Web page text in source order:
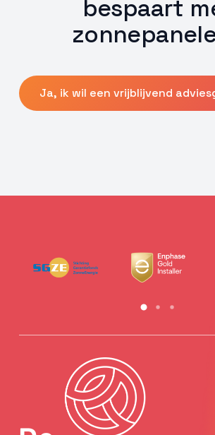
bespaart
Ja, ik wil een vrijblijvend